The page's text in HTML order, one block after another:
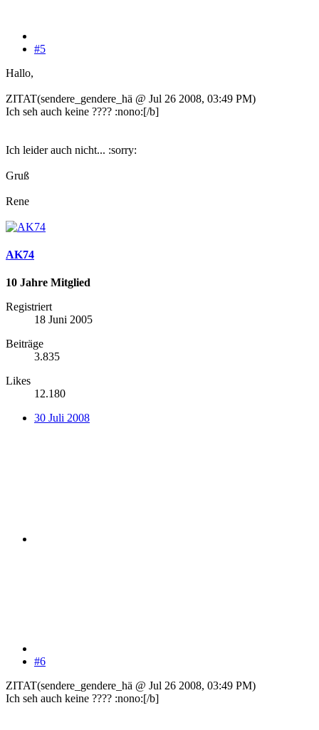
#5
Hallo,
ZITAT(sendere_gendere_hä @ Jul 26 2008, 03:49 PM)
Ich seh auch keine ???? :nono:[/b]
Ich leider auch nicht... :sorry:
Gruß
Rene
AK74
10 Jahre Mitglied
Registriert
18 Juni 2005
Beiträge
3.835
Likes
12.180
30 Juli 2008
#6
ZITAT(sendere_gendere_hä @ Jul 26 2008, 03:49 PM)
Ich seh auch keine ???? :nono:[/b]